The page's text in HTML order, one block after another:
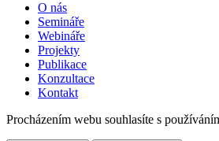
O nás
Semináře
Webináře
Projekty
Publikace
Konzultace
Kontakt
Procházením webu souhlasíte s